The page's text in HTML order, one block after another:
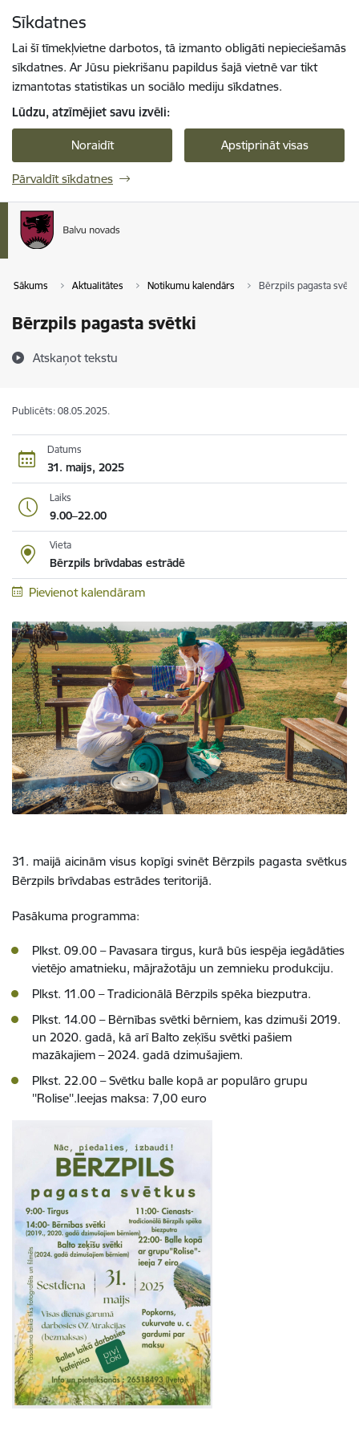
Sīkdatnes
Lai šī tīmekļvietne darbotos, tā izmanto obligāti nepieciešamās
sīkdatnes. Ar Jūsu piekrišanu papildus šajā vietnē var tikt
izmantotas statistikas un sociālo mediju sīkdatnes.
Lūdzu, atzīmējiet savu izvēli:
Noraidīt Apstiprināt visas
Pārvaldīt sīkdatnes
Sākums Aktualitātes Notikumu kalendārs Bērzpils pagasta svētki
Bērzpils pagasta svētki
Atskaņot tekstu
Publicēts: 08.05.2025.
Datums
31. maijs, 2025
Laiks
9.00–22.00
Vieta
Bērzpils brīvdabas estrādē
Pievienot kalendāram
31. maijā aicinām visus kopīgi svinēt Bērzpils pagasta svētkus
Bērzpils brīvdabas estrādes teritorijā.
Pasākuma programma:
Plkst. 09.00 – Pavasara tirgus, kurā būs iespēja iegādāties
vietējo amatnieku, mājražotāju un zemnieku produkciju.
Plkst. 11.00 – Tradicionālā Bērzpils spēka biezputra.
Plkst. 14.00 – Bērnības svētki bērniem, kas dzimuši 2019.
un 2020. gadā, kā arī Balto zeķīšu svētki pašiem
mazākajiem – 2024. gadā dzimušajiem.
Plkst. 22.00 – Svētku balle kopā ar populāro grupu
''Rolise''.Ieejas maksa: 7,00 euro